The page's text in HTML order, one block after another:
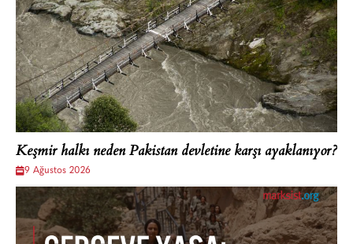
Keşmir halkı neden Pakistan devletine karşı ayaklanıyor?
9 Ağustos 2026